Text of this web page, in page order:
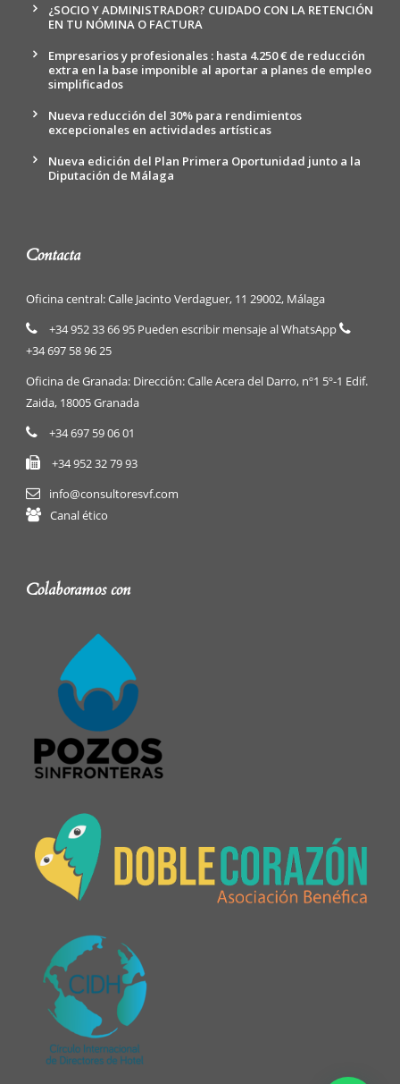
¿SOCIO Y ADMINISTRADOR? CUIDADO CON LA RETENCIÓN
EN TU NÓMINA O FACTURA
Empresarios y profesionales : hasta 4.250 € de reducción
extra en la base imponible al aportar a planes de empleo
simplificados
Nueva reducción del 30% para rendimientos
excepcionales en actividades artísticas
Nueva edición del Plan Primera Oportunidad junto a la
Diputación de Málaga
Contacta
Oficina central: Calle Jacinto Verdaguer, 11 29002, Málaga
+34 952 33 66 95 Pueden escribir mensaje al WhatsApp
+34 697 58 96 25
Oficina de Granada: Dirección: Calle Acera del Darro, nº1 5º-1 Edif.
Zaida, 18005 Granada
+34 697 59 06 01
+34 952 32 79 93
info@consultoresvf.com
Canal ético
Colaboramos con